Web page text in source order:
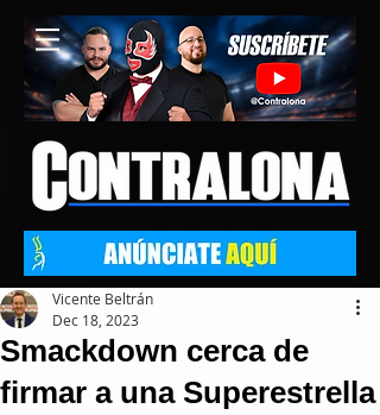
Smackdown cerca de
firmar a una Superestrella
Vicente Beltrán
Dec 18, 2023